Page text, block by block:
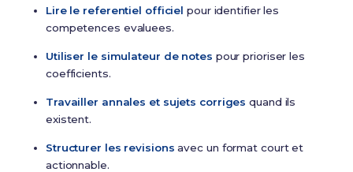
Lire le referentiel officiel pour identifier les
competences evaluees.
Utiliser le simulateur de notes pour prioriser les
coefficients.
Travailler annales et sujets corriges quand ils
existent.
Structurer les revisions avec un format court et
actionnable.